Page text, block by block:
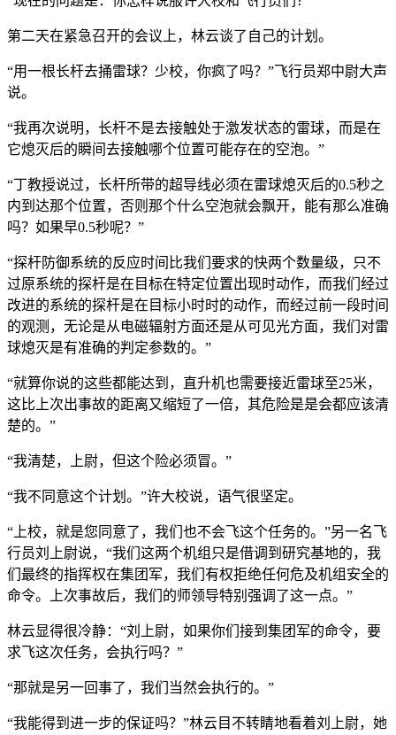
第二天在紧急召开的会议上，林云谈了自己的计划。
“用一根长杆去捅雷球？少校，你疯了吗？”飞行员郑中尉大声
说。
“我再次说明，长杆不是去接触处于激发状态的雷球，而是在
它熄灭后的瞬间去接触哪个位置可能存在的空泡。”
“丁教授说过，长杆所带的超导线必须在雷球熄灭后的0.5秒之
内到达那个位置，否则那个什么空泡就会飘开，能有那么准确
吗？如果早0.5秒呢？”
“探杆防御系统的反应时间比我们要求的快两个数量级，只不
过原系统的探杆是在目标在特定位置出现时动作，而我们经过
改进的系统的探杆是在目标小时时的动作，而经过前一段时间
的观测，无论是从电磁辐射方面还是从可见光方面，我们对雷
球熄灭是有准确的判定参数的。”
“就算你说的这些都能达到，直升机也需要接近雷球至25米，
这比上次出事故的距离又缩短了一倍，其危险是是会都应该清
楚的。”
“我清楚，上尉，但这个险必须冒。”
“我不同意这个计划。”许大校说，语气很坚定。
“上校，就是您同意了，我们也不会飞这个任务的。”另一名飞
行员刘上尉说，“我们这两个机组只是借调到研究基地的，我
们最终的指挥权在集团军，我们有权拒绝任何危及机组安全的
命令。上次事故后，我们的师领导特别强调了这一点。”
林云显得很冷静：“刘上尉，如果你们接到集团军的命令，要
求飞这次任务，会执行吗？”
“那就是另一回事了，我们当然会执行的。”
“我能得到进一步的保证吗？”林云目不转睛地看着刘上尉，她